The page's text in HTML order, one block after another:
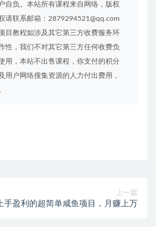
自负。本站所有课程来自网络，版权
请联系邮箱：2879294521@qq.com
目教程如涉及其它第三方收费服务环
性，我们不对其它第三方任何收费负
用，本站不出售课程，你支付的积分
用户网络搜集资源的人力付出费用，
上一篇
手盈利的超简单咸鱼项目，月赚上万